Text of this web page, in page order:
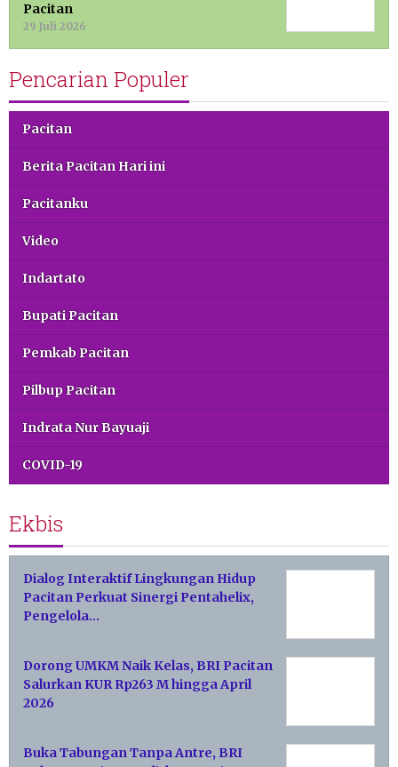
Pacitan
29 Juli 2026
Pencarian Populer
Pacitan
Berita Pacitan Hari ini
Pacitanku
Video
Indartato
Bupati Pacitan
Pemkab Pacitan
Pilbup Pacitan
Indrata Nur Bayuaji
COVID-19
Ekbis
Dialog Interaktif Lingkungan Hidup
Pacitan Perkuat Sinergi Pentahelix,
Pengelola…
Dorong UMKM Naik Kelas, BRI Pacitan
Salurkan KUR Rp263 M hingga April
2026
Buka Tabungan Tanpa Antre, BRI